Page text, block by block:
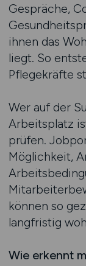
Gespräche,
ihnen das
liegt. So
Pflegekräfte
Wer auf der
Arbeitsplatz
prüfen.
Möglichkeit,
können so
langfristig
Wie erkennt